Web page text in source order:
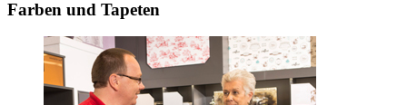
Farben und Tapeten